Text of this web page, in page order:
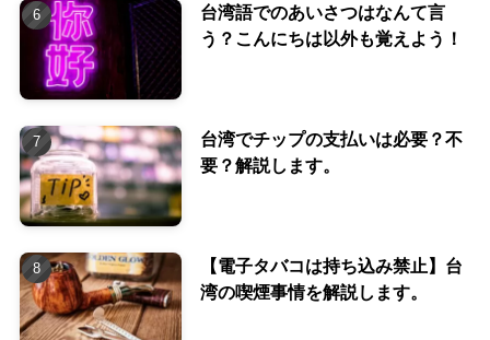
台湾語でのあいさつはなんて言
う？こんにちは以外も覚えよう！
台湾でチップの支払いは必要？不
要？解説します。
【電子タバコは持ち込み禁止】台
湾の喫煙事情を解説します。